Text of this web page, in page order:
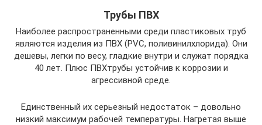
Трубы ПВХ
Наиболее распространенными среди пластиковых труб
являются изделия из ПВХ (PVC, поливинилхлорида). Они
дешевы, легки по весу, гладкие внутри и служат порядка
40 лет. Плюс ПВХтрубы устойчив к коррозии и
агрессивной среде.
Единственный их серьезный недостаток – довольно
низкий максимум рабочей температуры. Нагретая выше